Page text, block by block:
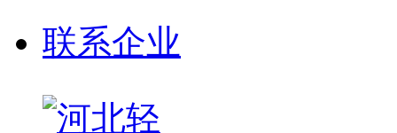
联系企业